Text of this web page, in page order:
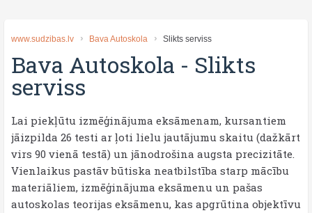
www.sudzibas.lv Bava Autoskola Slikts serviss
Bava Autoskola - Slikts
serviss
Lai piekļūtu izmēģinājuma eksāmenam, kursantiem
jāizpilda 26 testi ar ļoti lielu jautājumu skaitu (dažkārt
virs 90 vienā testā) un jānodrošina augsta precizitāte.
Vienlaikus pastāv būtiska neatbilstība starp mācību
materiāliem, izmēģinājuma eksāmenu un pašas
autoskolas teorijas eksāmenu, kas apgrūtina objektīvu